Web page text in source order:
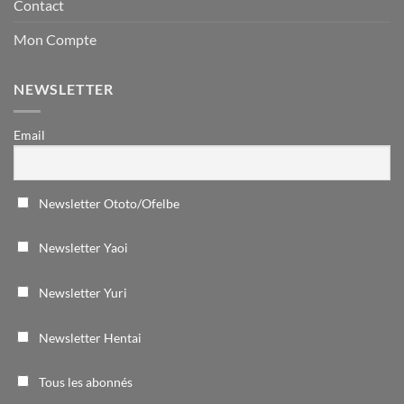
Contact
Mon Compte
NEWSLETTER
Email
Newsletter Ototo/Ofelbe
Newsletter Yaoi
Newsletter Yuri
Newsletter Hentai
Tous les abonnés